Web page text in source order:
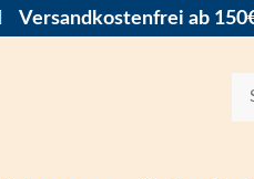
Versandkostenfrei ab